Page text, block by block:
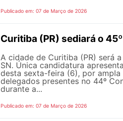
Publicado em: 07 de Março de 2026
Curitiba (PR) sediará o
A cidade de Curitiba (PR) será
SN. Única candidatura
desta sexta-feira (6), por
delegados presentes no 44º
durante a...
Publicado em: 07 de Março de 2026